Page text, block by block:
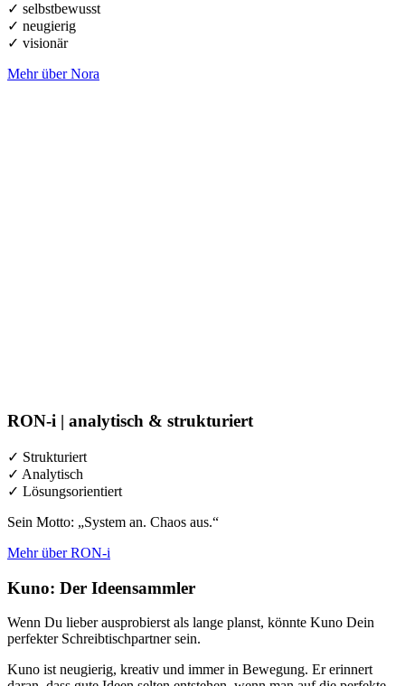
✓ selbstbewusst
✓ neugierig
✓ visionär
Mehr über Nora
RON-i | analytisch & strukturiert
✓ Strukturiert
✓ Analytisch
✓ Lösungsorientiert
Sein Motto: „System an. Chaos aus.“
Mehr über RON-i
Kuno: Der Ideensammler
Wenn Du lieber ausprobierst als lange planst, könnte Kuno Dein
perfekter Schreibtischpartner sein.
Kuno ist neugierig, kreativ und immer in Bewegung. Er erinnert